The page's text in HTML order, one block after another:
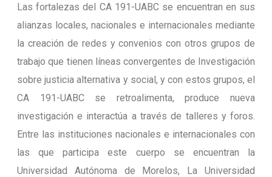
Las fortalezas del CA 191-UABC se encuentran en sus
alianzas locales, nacionales e internacionales mediante
la creación de redes y convenios con otros grupos de
trabajo que tienen líneas convergentes de Investigación
sobre justicia alternativa y social, y con estos grupos, el
CA 191-UABC se retroalimenta, produce nueva
investigación e interactúa a través de talleres y foros.
Entre las instituciones nacionales e internacionales con
las que participa este cuerpo se encuentran la
Universidad Autónoma de Morelos, La Universidad